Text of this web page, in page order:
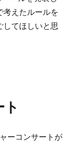
考えたルールを
してほしいと思
ーコンサートが